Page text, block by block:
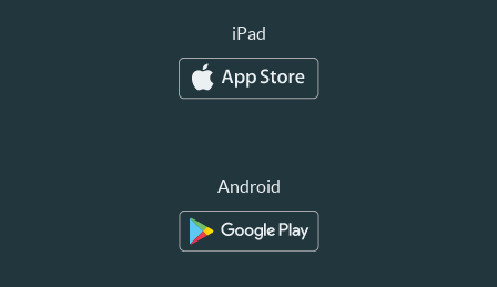
iPad
Android